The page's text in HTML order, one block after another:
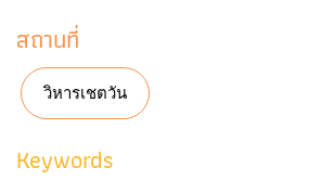
สถานที่
วิหารเชตวัน
Keywords